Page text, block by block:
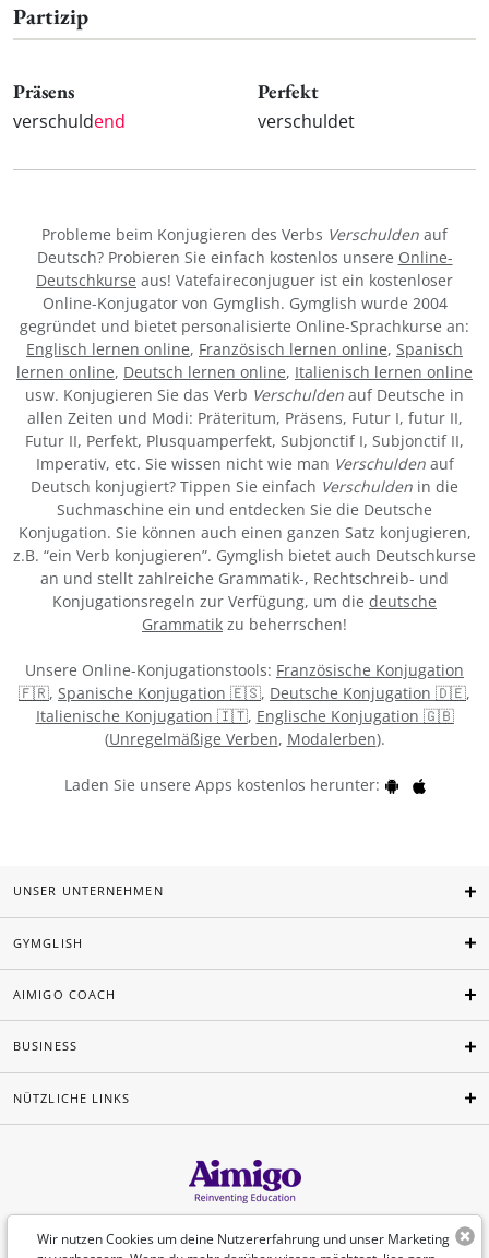
Partizip
Präsens
verschuldend
Perfekt
verschuldet
Probleme beim Konjugieren des Verbs Verschulden auf
Deutsch? Probieren Sie einfach kostenlos unsere Online-
Deutschkurse aus! Vatefaireconjuguer ist ein kostenloser
Online-Konjugator von Gymglish. Gymglish wurde 2004
gegründet und bietet personalisierte Online-Sprachkurse an:
Englisch lernen online, Französisch lernen online, Spanisch
lernen online, Deutsch lernen online, Italienisch lernen online
usw. Konjugieren Sie das Verb Verschulden auf Deutsche in
allen Zeiten und Modi: Präteritum, Präsens, Futur I, futur II,
Futur II, Perfekt, Plusquamperfekt, Subjonctif I, Subjonctif II,
Imperativ, etc. Sie wissen nicht wie man Verschuldenauf
Deutsch konjugiert? Tippen Sie einfach Verschulden in die
Suchmaschine ein und entdecken Sie die Deutsche
Konjugation. Sie können auch einen ganzen Satz konjugieren,
z.B. “ein Verb konjugieren”. Gymglish bietet auch Deutschkurse
an und stellt zahlreiche Grammatik-, Rechtschreib- und
Konjugationsregeln zur Verfügung, um die deutsche
Grammatik zu beherrschen!
Unsere Online-Konjugationstools: Französische Konjugation
🇫🇷, Spanische Konjugation 🇪🇸, Deutsche Konjugation 🇩🇪,
Italienische Konjugation 🇮🇹, Englische Konjugation 🇬🇧
(Unregelmäßige Verben, Modalerben).
Laden Sie unsere Apps kostenlos herunter:
Wir nutzen Cookies um deine Nutzererfahrung und unser Marketing
UNSER UNTERNEHMEN
GYMGLISH
AIMIGO COACH
BUSINESS
NÜTZLICHE LINKS
Deutsch